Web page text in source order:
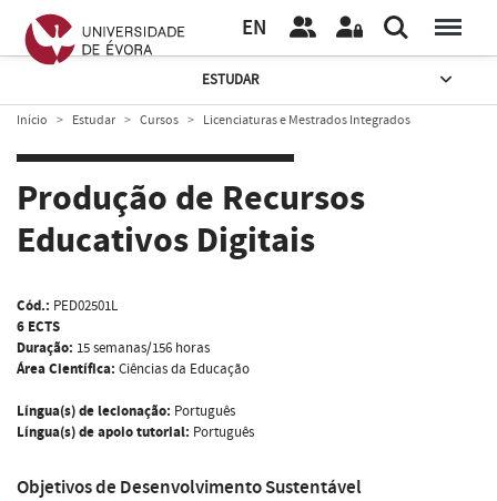
EN
ESTUDAR
Início Estudar Cursos Licenciaturas e Mestrados Integrados
Produção de Recursos
Educativos Digitais
Cód.: PED02501L
6 ECTS
Duração: 15 semanas/156 horas
Área Científica: Ciências da Educação
Língua(s) de lecionação: Português
Língua(s) de apoio tutorial: Português
Objetivos de Desenvolvimento Sustentável